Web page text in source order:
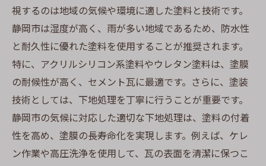
視するのは地域の気候や環境に適した塗料と技術です。
静岡市は湿度が高く、雨が多い地域であるため、防水性
と耐久性に優れた塗料を使用することが推奨されます。
特に、アクリルシリコン系塗料やウレタン塗料は、塗膜
の耐候性が高く、セメント瓦に最適です。さらに、塗装
技術としては、下地処理を丁寧に行うことが重要です。
静岡市の気候に対応した適切な下地処理は、塗料の付着
性を高め、塗膜の長寿命化を実現します。例えば、ケレ
ン作業や高圧洗浄を使用して、瓦の表面を清潔に保つこ